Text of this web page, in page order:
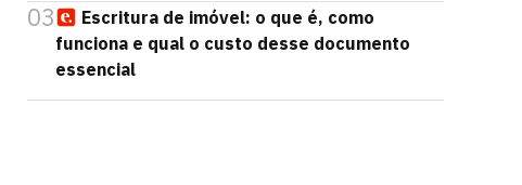
03
Escritura de imóvel: o que é, como
funciona e qual o custo desse documento
essencial